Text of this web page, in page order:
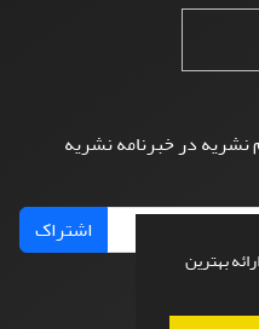
بهترین
نشریه در خبرنامه نشریه
اشتراک